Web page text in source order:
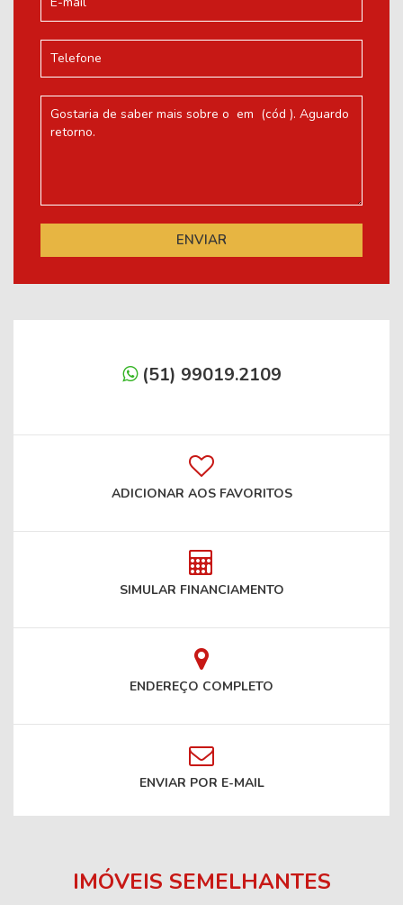
(51) 99019.2109
ADICIONAR AOS FAVORITOS
SIMULAR FINANCIAMENTO
ENDEREÇO COMPLETO
ENVIAR POR E-MAIL
IMÓVEIS SEMELHANTES